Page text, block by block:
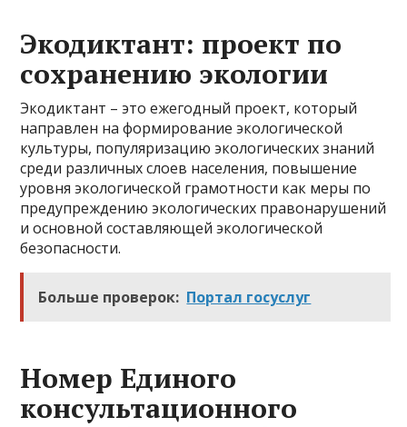
Экодиктант: проект по
сохранению экологии
Экодиктант – это ежегодный проект, который
направлен на формирование экологической
культуры, популяризацию экологических знаний
среди различных слоев населения, повышение
уровня экологической грамотности как меры по
предупреждению экологических правонарушений
и основной составляющей экологической
безопасности.
Больше проверок: Портал госуслуг
Номер Единого
консультационного